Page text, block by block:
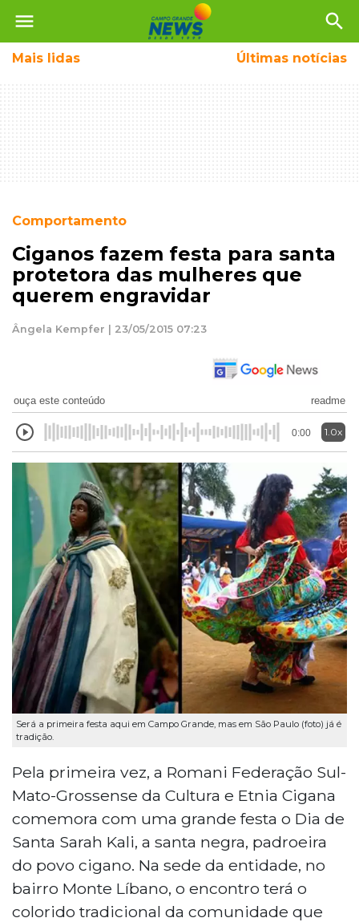
menu search
Mais lidas Últimas notícias
Comportamento
Ciganos fazem festa para santa
protetora das mulheres que
querem engravidar
Ângela Kempfer | 23/05/2015 07:23
ouça este conteúdo readme
0:00 1.0x
Será a primeira festa aqui em Campo Grande, mas em São Paulo (foto) já é
tradição.
Pela primeira vez, a Romani Federação Sul-
Mato-Grossense da Cultura e Etnia Cigana
comemora com uma grande festa o Dia de
Santa Sarah Kali, a santa negra, padroeira
do povo cigano. Na sede da entidade, no
bairro Monte Líbano, o encontro terá o
colorido tradicional da comunidade que